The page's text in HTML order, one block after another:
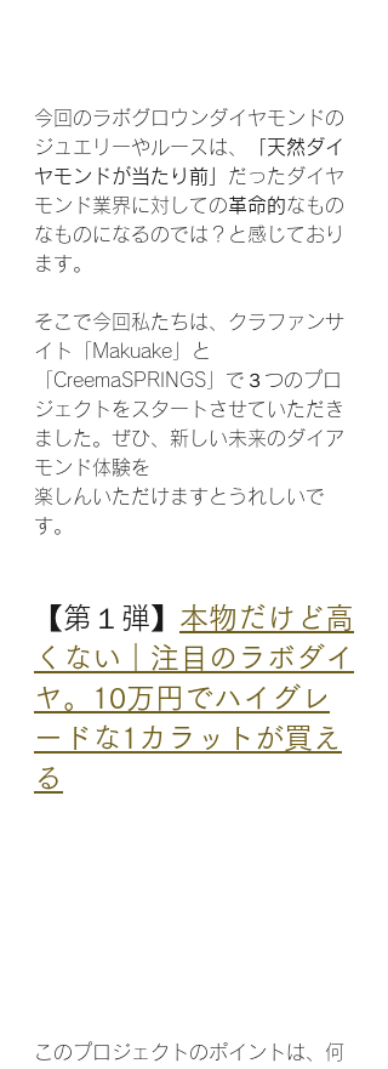
今回のラボグロウンダイヤモンドの
ジュエリーやルースは、
「天然ダイ
ヤモンドが当たり前」 だったダイヤ
モンド業界に対しての革命的なもの
なものになるのでは？と感じており
ます。
そこで今回私たちは、クラファンサ
イト「Makuake」と
「CreemaSPRINGS」で３つのプロ
ジェクトをスタートさせていただき
ました。ぜひ、新しい未来のダイア
モンド体験を
楽しんいただけますとうれしいで
す。
【第１弾】 本物だけど高
くない｜注目のラボダイ
ヤ。10万円でハイグレ
ードな1カラットが買え
る
このプロジェクトのポイントは、何